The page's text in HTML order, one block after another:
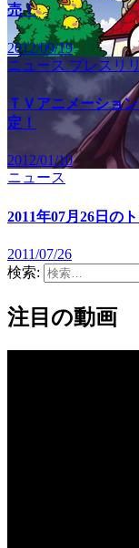
売！
2012/09/19
ニュース プレスリ
ＴＶアニメーショ
定！
2012/01/10
ニュース
2011年07月26日の
2011/07/26
検索:
注目の動画